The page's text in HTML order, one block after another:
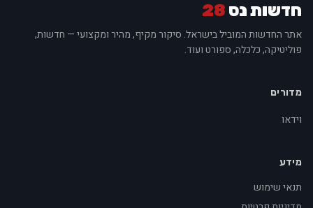
חדשות נס 28
אתר החדשות המוביל בישראל. סיקור מקיף, מהיר ומקצועי — חדשות,
פוליטיקה, כלכלה, ספורט ועוד.
מדורים
וידאו
מידע
תנאי שימוש